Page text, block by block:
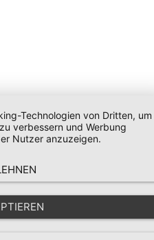
Technologien von Dritten, um
verbessern und Werbung
Nutzer anzuzeigen.